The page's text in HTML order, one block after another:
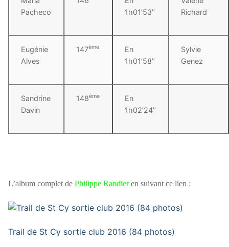
Pacheco
1h01’53’’
Richard
Eugénie
Alves
147ème
En
1h01’58’’
Sylvie
Genez
Sandrine
Davin
148ème
En
1h02’24’’
L’album complet de Philippe Randieren suivant ce lien :
Trail de St Cy sortie club 2016 (84 photos)